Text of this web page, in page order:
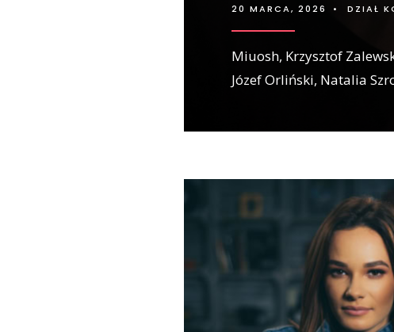
20 MARCA, 2026 • DZIAŁ
Miuosh, Krzysztof
Józef Orliński, Natalia